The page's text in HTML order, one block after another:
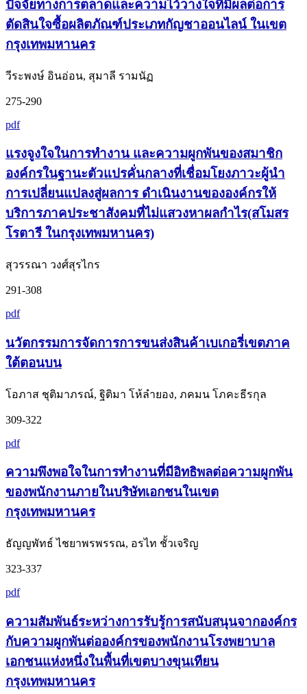
ปัจจัยทางการตลาดและความไว้วางใจที่มีผลต่อการ
ตัดสินใจซื้อผลิตภัณฑ์ประเภทกัญชาออนไลน์ ในเขต
กรุงเทพมหานคร
วีระพงษ์ อินอ่อน, สุมาลี รามนัฏ
275-290
pdf
แรงจูงใจในการทำงาน และความผูกพันของสมาชิก
องค์กรในฐานะตัวแปรคั่นกลางที่เชื่อมโยงภาวะผู้นำ
การเปลี่ยนแปลงสู่ผลการ ดำเนินงานขององค์กรให้
บริการภาคประชาสังคมที่ไม่แสวงหาผลกำไร(สโมสร
โรตารี ในกรุงเทพมหานคร)
สุวรรณา วงศ์สุรไกร
291-308
pdf
นวัตกรรมการจัดการการขนส่งสินค้าเบเกอรี่เขตภาค
ใต้ตอนบน
โอภาส ชุติมาภรณ์, ฐิติมา โห้ลำยอง, ภคมน โภคะธีรกุล
309-322
pdf
ความพึงพอใจในการทำงานที่มีอิทธิพลต่อความผูกพัน
ของพนักงานภายในบริษัทเอกชนในเขต
กรุงเทพมหานคร
ธัญญพัทธ์ ไชยาพรพรรณ, อรไท ชั้วเจริญ
323-337
pdf
ความสัมพันธ์ระหว่างการรับรู้การสนับสนุนจากองค์กร
กับความผูกพันต่อองค์กรของพนักงานโรงพยาบาล
เอกชนแห่งหนึ่งในพื้นที่เขตบางขุนเทียน
กรุงเทพมหานคร